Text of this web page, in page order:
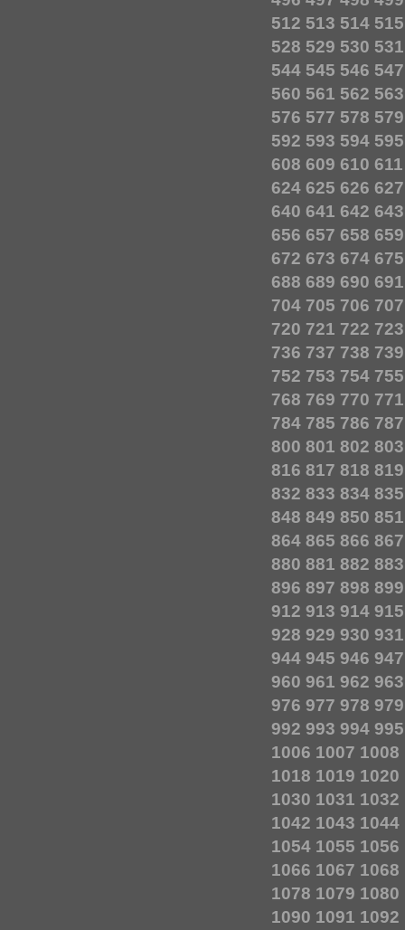
512 513 514 515
528 529 530 531
544 545 546 547
560 561 562 563
576 577 578 579
592 593 594 595
608 609 610 611
624 625 626 627
640 641 642 643
656 657 658 659
672 673 674 675
688 689 690 691
704 705 706 707
720 721 722 723
736 737 738 739
752 753 754 755
768 769 770 771
784 785 786 787
800 801 802 803
816 817 818 819
832 833 834 835
848 849 850 851
864 865 866 867
880 881 882 883
896 897 898 899
912 913 914 915
928 929 930 931
944 945 946 947
960 961 962 963
976 977 978 979
992 993 994 995
1006 1007 1008
1018 1019 1020
1030 1031 1032
1042 1043 1044
1054 1055 1056
1066 1067 1068
1078 1079 1080
1090 1091 1092